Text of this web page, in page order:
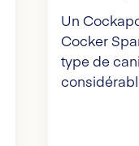
Un
Cocker
type de